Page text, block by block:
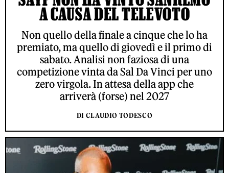
A CAUSA DEL TELEVOTO
Non quello della finale a cinque che lo ha
premiato, ma quello di giovedì e il primo di
sabato. Analisi non faziosa di una
competizione vinta da Sal Da Vinci per uno
zero virgola. In attesa della app che
arriverà (forse) nel 2027
DI CLAUDIO TODESCO